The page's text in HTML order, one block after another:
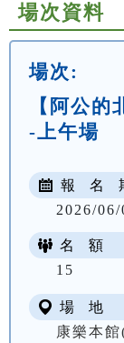
場次資料
場次:
【阿公
-上午場
報 名
2026/
名 額
15
場 地
康樂本館